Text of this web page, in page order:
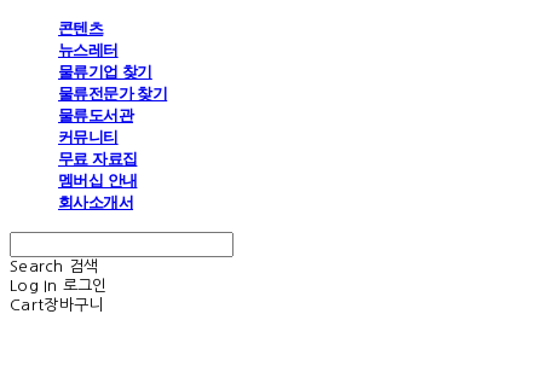
콘텐츠
뉴스레터
물류기업 찾기
물류전문가 찾기
물류도서관
커뮤니티
무료 자료집
멤버십 안내
회사소개서
Search
검색
Log In 로그인
Cart장바구니